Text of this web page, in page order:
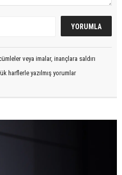
veya imalar, inançlara saldırı
harflerle yazılmış yorumlar